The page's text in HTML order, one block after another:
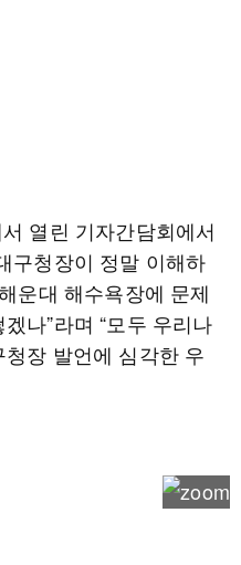
열린 기자간담회에서
구청장이 정말 이해하
운대 해수욕장에 문제
나”라며 “모두 우리나
장 발언에 심각한 우